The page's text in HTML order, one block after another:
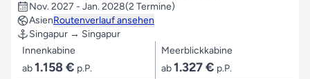
Nov. 2027 - Jan. 2028(2 Termine)
AsienRoutenverlauf ansehen
Singapur → Singapur
Innenkabine
ab1.158 € p.P.
Meerblickkabine
ab1.327 € p.P.